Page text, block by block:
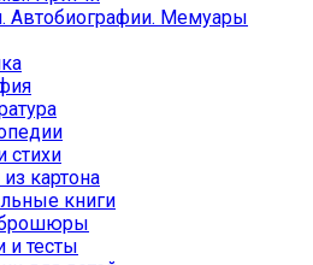
Автобиографии. Мемуары
стихи
картона
книги
и тесты